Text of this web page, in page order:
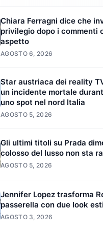
Chiara Ferragni dice che
privilegio dopo i commenti
aspetto
AGOSTO 6, 2026
Star austriaca dei reality
un incidente mortale
uno spot nel nord Italia
AGOSTO 5, 2026
Gli ultimi titoli su Prada
colosso del lusso non sta
AGOSTO 5, 2026
Jennifer Lopez trasforma
passerella con due look
AGOSTO 3, 2026